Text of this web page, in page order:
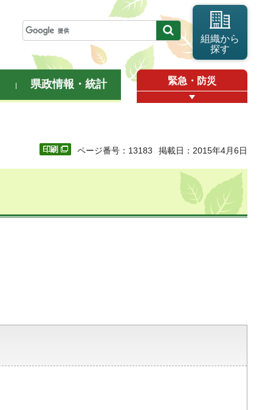
組織から
探す
県政情報・統計 緊急・防災
ページ番号：13183 掲載日：2015年4月6日